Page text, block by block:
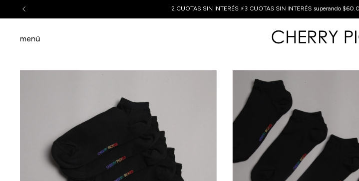
2 CUOTAS SIN INTERÉS ⚡3 CUOTAS SIN INTERÉS superando
menú